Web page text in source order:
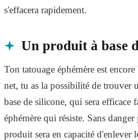
s'effacera rapidement.
Un produit à base
Ton tatouage éphémère est
net, tu as la possibilité de trouver
base de silicone, qui sera efficace
éphémère qui résiste. Sans
produit sera en capacité d'enlever